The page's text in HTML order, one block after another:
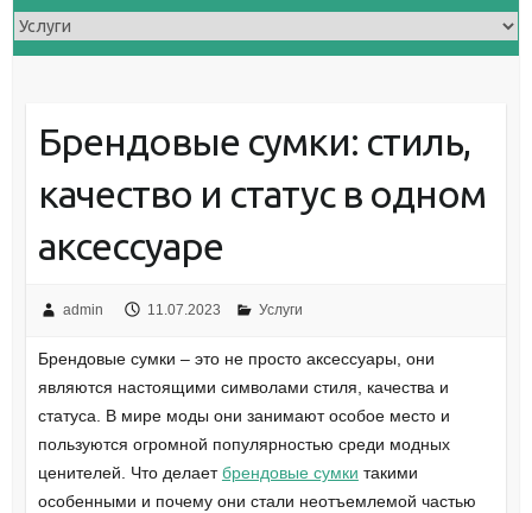
Брендовые сумки: стиль,
качество и статус в одном
аксессуаре
admin 11.07.2023 Услуги
Брендовые сумки – это не просто аксессуары, они
являются настоящими символами стиля, качества и
статуса. В мире моды они занимают особое место и
пользуются огромной популярностью среди модных
ценителей. Что делаетбрендовые сумки такими
особенными и почему они стали неотъемлемой частью